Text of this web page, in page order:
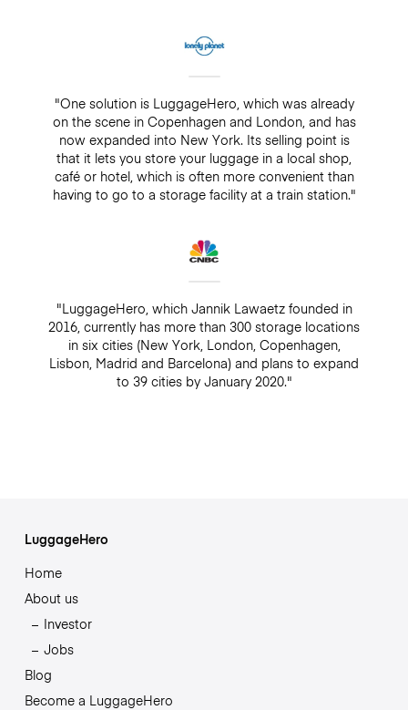
"One solution is LuggageHero, which was already
on the scene in Copenhagen and London, and has
now expanded into New York. Its selling point is
that it lets you store your luggage in a local shop,
café or hotel, which is often more convenient than
having to go to a storage facility at a train station."
"LuggageHero, which Jannik Lawaetz founded in
2016, currently has more than 300 storage locations
in six cities (New York, London, Copenhagen,
Lisbon, Madrid and Barcelona) and plans to expand
to 39 cities by January 2020."
LuggageHero
Home
About us
Investor
Jobs
Blog
Become a LuggageHero